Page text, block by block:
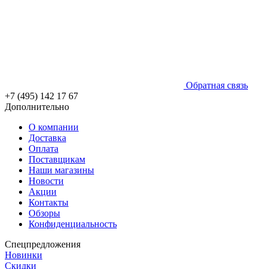
Обратная связь
+7 (495) 142 17 67
Дополнительно
О компании
Доставка
Оплата
Поставщикам
Наши магазины
Новости
Акции
Контакты
Обзоры
Конфиденциальность
Спецпредложения
Новинки
Скидки